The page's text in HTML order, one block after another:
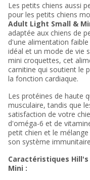
Les petits chiens aussi
pour les petits chiens
Adult Light Small &
adaptée aux chiens de
d'une alimentation
idéal et un mode de vie
mini croquettes, cet
carnitine qui soutient le
la fonction cardiaque.
Les protéines de haute
musculaire, tandis que
satisfaction de votre
d'oméga-6 et de
petit chien et le
son système
Caractéristiques
Mini :